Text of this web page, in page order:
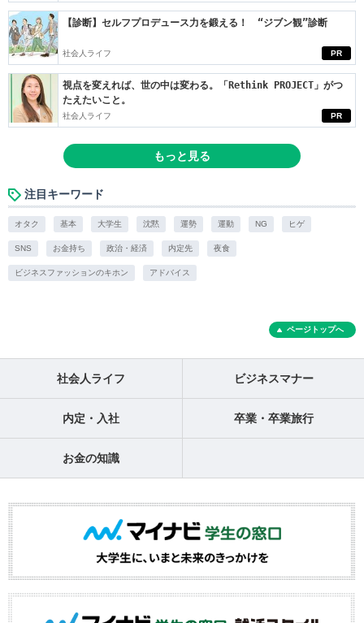
PR
【診断】セルフプロデュース力を鍛える！ “ジブン観”診断
社会人ライフ
PR
視点を変えれば、世の中は変わる。「Rethink PROJECT」がつ
たえたいこと。
社会人ライフ
もっと見る
注目キーワード
オタク 基本 大学生 沈黙 運勢 運動 NG ヒゲ
SNS お金持ち 政治・経済 内定先 夜食
ビジネスファッションのキホン アドバイス
ページトップへ
社会人ライフ ビジネスマナー
内定・入社 卒業・卒業旅行
お金の知識